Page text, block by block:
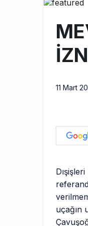
11 Mart
uçağın